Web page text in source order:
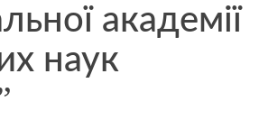
академії
наук